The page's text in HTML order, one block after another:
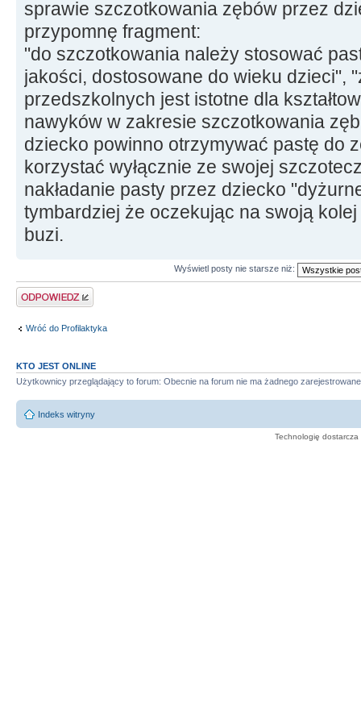
sprawie szczotkowania zębów przez
przypomnę fragment:
"do szczotkowania należy stosować
jakości, dostosowane do wieku dzieci",
przedszkolnych jest istotne dla
nawyków w zakresie szczotkowania
dziecko powinno otrzymywać pastę do
korzystać wyłącznie ze swojej
nakładanie pasty przez dziecko
tymbardziej że oczekując na swoją
buzi.
Wyświetl posty nie starsze niż:
Odpowiedz
Wróć do Profilaktyka
KTO JEST ONLINE
Użytkownicy przeglądający to forum: Obecnie na forum nie ma żadnego
Indeks witryny
Technologię dostarcza